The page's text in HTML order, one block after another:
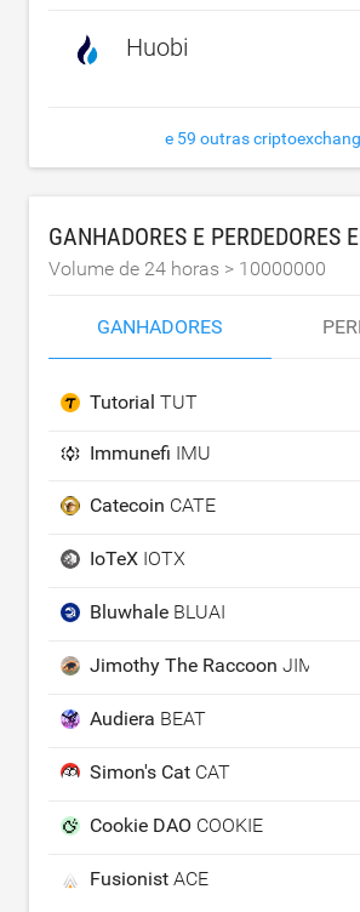
Huobi
e 59 outras
GANHADORES E PERDEDORES
Volume de 24 horas > 10000000
GANHADORES
Tutorial TUT
Immunefi IMU
Catecoin CATE
IoTeX IOTX
Bluwhale BLUAI
Jimothy The Raccoon JIMOTHY
Audiera BEAT
Simon's Cat CAT
Cookie DAO COOKIE
Fusionist ACE